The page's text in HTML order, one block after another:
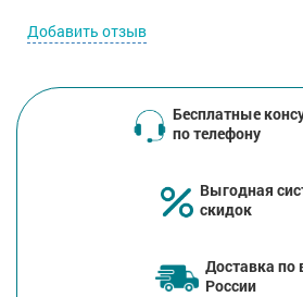
Добавить отзыв
Бесплатные
по телефону
Выгодная
скидок
Доставка по
России